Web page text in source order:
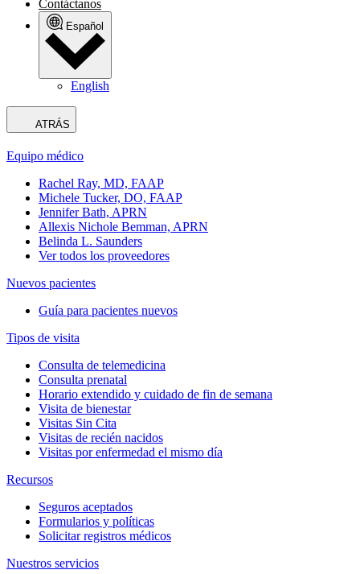
Contáctanos
Español
English
ATRÁS
Equipo médico
Rachel Ray, MD, FAAP
Michele Tucker, DO, FAAP
Jennifer Bath, APRN
Allexis Nichole Bemman, APRN
Belinda L. Saunders
Ver todos los proveedores
Nuevos pacientes
Guía para pacientes nuevos
Tipos de visita
Consulta de telemedicina
Consulta prenatal
Horario extendido y cuidado de fin de semana
Visita de bienestar
Visitas Sin Cita
Visitas de recién nacidos
Visitas por enfermedad el mismo día
Recursos
Seguros aceptados
Formularios y políticas
Solicitar registros médicos
Nuestros servicios